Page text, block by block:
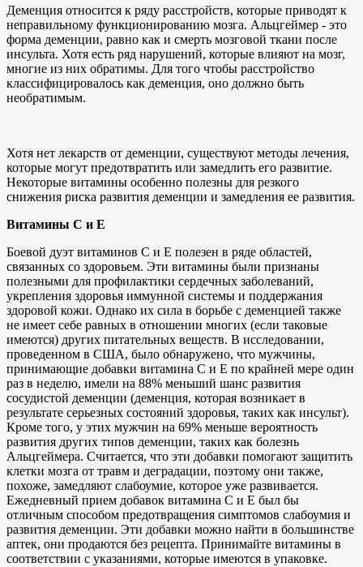
Деменция относится к ряду расстройств, которые приводят к
неправильному функционированию мозга. Альцгеймер - это
форма деменции, равно как и смерть мозговой ткани после
инсульта. Хотя есть ряд нарушений, которые влияют на мозг,
многие из них обратимы. Для того чтобы расстройство
классифицировалось как деменция, оно должно быть
необратимым.
Хотя нет лекарств от деменции, существуют методы лечения,
которые могут предотвратить или замедлить его развитие.
Некоторые витамины особенно полезны для резкого
снижения риска развития деменции и замедления ее развития.
Витамины С и Е
Боевой дуэт витаминов С и Е полезен в ряде областей,
связанных со здоровьем. Эти витамины были признаны
полезными для профилактики сердечных заболеваний,
укрепления здоровья иммунной системы и поддержания
здоровой кожи. Однако их сила в борьбе с деменцией также
не имеет себе равных в отношении многих (если таковые
имеются) других питательных веществ. В исследовании,
проведенном в США, было обнаружено, что мужчины,
принимающие добавки витамина С и Е по крайней мере один
раз в неделю, имели на 88% меньший шанс развития
сосудистой деменции (деменция, которая возникает в
результате серьезных состояний здоровья, таких как инсульт).
Кроме того, у этих мужчин на 69% меньше вероятность
развития других типов деменции, таких как болезнь
Альцгеймера. Считается, что эти добавки помогают защитить
клетки мозга от травм и деградации, поэтому они также,
похоже, замедляют слабоумие, которое уже развивается.
Ежедневный прием добавок витамина С и Е был бы
отличным способом предотвращения симптомов слабоумия и
развития деменции. Эти добавки можно найти в большинстве
аптек, они продаются без рецепта. Принимайте витамины в
соответствии с указаниями, которые имеются в упаковке.